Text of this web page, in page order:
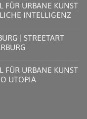
FÜR URBANE KUNST
INTELLIGENZ
| STREETART
FÜR URBANE KUNST
UTOPIA